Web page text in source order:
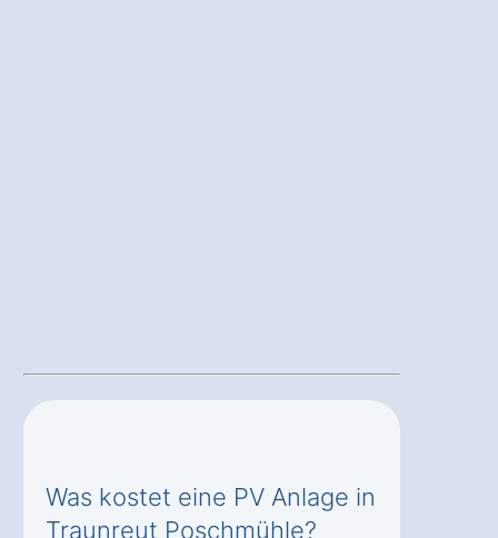
Was kostet eine PV Anlage in
Traunreut Poschmühle?